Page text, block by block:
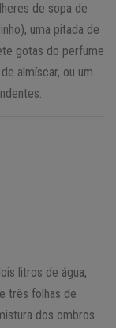
de sopa de
uma pitada de
gotas do perfume
almíscar, ou um
litros de água,
três folhas de
dos ombros